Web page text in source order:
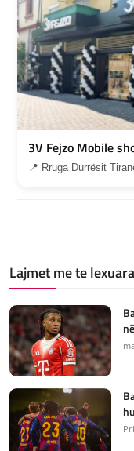
3V Fejzo Mobile
📍 Rruga Durrësit
Lajmet me te lexuara